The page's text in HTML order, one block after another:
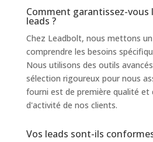
Comment garantissez-vous
leads ?
Chez Leadbolt, nous mettons
comprendre les besoins
Nous utilisons des outils
sélection rigoureux pour nous
fourni est de première qualité et
d'activité de nos clients.
Vos leads sont-ils